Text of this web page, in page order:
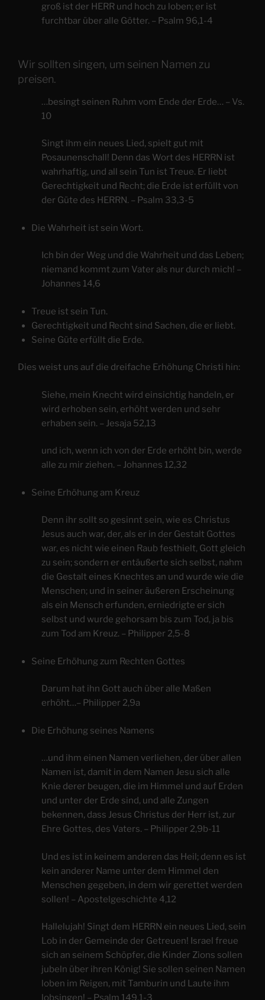
groß ist der HERR und hoch zu loben; er ist
furchtbar über alle Götter. – Psalm 96,1-4
Wir sollten singen, um seinen Namen zu
preisen.
​…besingt seinen Ruhm vom Ende der Erde… – Vs.
10
Singt ihm ein neues Lied, spielt gut mit
Posaunenschall! Denn das Wort des HERRN ist
wahrhaftig, und all sein Tun ist Treue. Er liebt
Gerechtigkeit und Recht; die Erde ist erfüllt von
der Güte des HERRN. – Psalm 33,3-5
Die Wahrheit ist sein Wort.
Ich bin der Weg und die Wahrheit und das Leben;
niemand kommt zum Vater als nur durch mich! –
Johannes 14,6
Treue ist sein Tun.
Gerechtigkeit und Recht sind Sachen, die er liebt.
Seine Güte erfüllt die Erde.
Dies weist uns auf die dreifache Erhöhung Christi hin:
Siehe, mein Knecht wird einsichtig handeln, er
wird erhoben sein, erhöht werden und sehr
erhaben sein. – Jesaja 52,13
und ich, wenn ich von der Erde erhöht bin, werde
alle zu mir ziehen. – Johannes 12,32
Seine Erhöhung am Kreuz
Denn ihr sollt so gesinnt sein, wie es Christus
Jesus auch war, der, als er in der Gestalt Gottes
war, es nicht wie einen Raub festhielt, Gott gleich
zu sein; sondern er entäußerte sich selbst, nahm
die Gestalt eines Knechtes an und wurde wie die
Menschen; und in seiner äußeren Erscheinung
als ein Mensch erfunden, erniedrigte er sich
selbst und wurde gehorsam bis zum Tod, ja bis
zum Tod am Kreuz. – Philipper 2,5-8
Seine Erhöhung zum Rechten Gottes
Darum hat ihn Gott auch über alle Maßen
erhöht…– Philipper 2,9a
Die Erhöhung seines Namens
…und ihm einen Namen verliehen, der über allen
Namen ist, damit in dem Namen Jesu sich alle
Knie derer beugen, die im Himmel und auf Erden
und unter der Erde sind, und alle Zungen
bekennen, dass Jesus Christus der Herr ist, zur
Ehre Gottes, des Vaters. – Philipper 2,9b-11
Und es ist in keinem anderen das Heil; denn es ist
kein anderer Name unter dem Himmel den
Menschen gegeben, in dem wir gerettet werden
sollen! – Apostelgeschichte 4,12
Hallelujah! Singt dem HERRN ein neues Lied, sein
Lob in der Gemeinde der Getreuen! Israel freue
sich an seinem Schöpfer, die Kinder Zions sollen
jubeln über ihren König! Sie sollen seinen Namen
loben im Reigen, mit Tamburin und Laute ihm
lobsingen! – Psalm 149,1-3